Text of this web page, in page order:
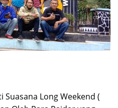
Suasana Long Weekend (